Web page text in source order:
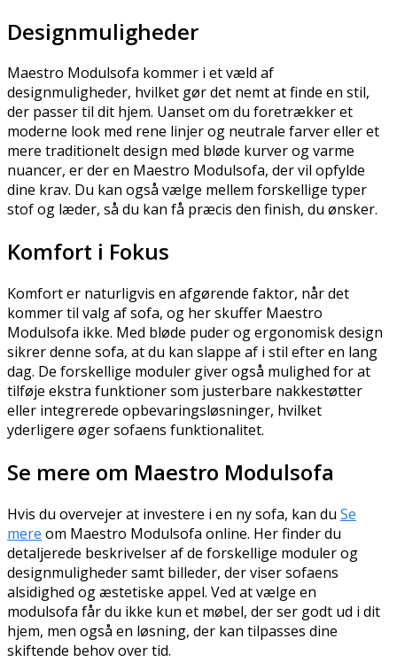
Designmuligheder
Maestro Modulsofa kommer i et væld af
designmuligheder, hvilket gør det nemt at finde en stil,
der passer til dit hjem. Uanset om du foretrækker et
moderne look med rene linjer og neutrale farver eller et
mere traditionelt design med bløde kurver og varme
nuancer, er der en Maestro Modulsofa, der vil opfylde
dine krav. Du kan også vælge mellem forskellige typer
stof og læder, så du kan få præcis den finish, du ønsker.
Komfort i Fokus
Komfort er naturligvis en afgørende faktor, når det
kommer til valg af sofa, og her skuffer Maestro
Modulsofa ikke. Med bløde puder og ergonomisk design
sikrer denne sofa, at du kan slappe af i stil efter en lang
dag. De forskellige moduler giver også mulighed for at
tilføje ekstra funktioner som justerbare nakkestøtter
eller integrerede opbevaringsløsninger, hvilket
yderligere øger sofaens funktionalitet.
Se mere om Maestro Modulsofa
Hvis du overvejer at investere i en ny sofa, kan du Se
mere om Maestro Modulsofa online. Her finder du
detaljerede beskrivelser af de forskellige moduler og
designmuligheder samt billeder, der viser sofaens
alsidighed og æstetiske appel. Ved at vælge en
modulsofa får du ikke kun et møbel, der ser godt ud i dit
hjem, men også en løsning, der kan tilpasses dine
skiftende behov over tid.